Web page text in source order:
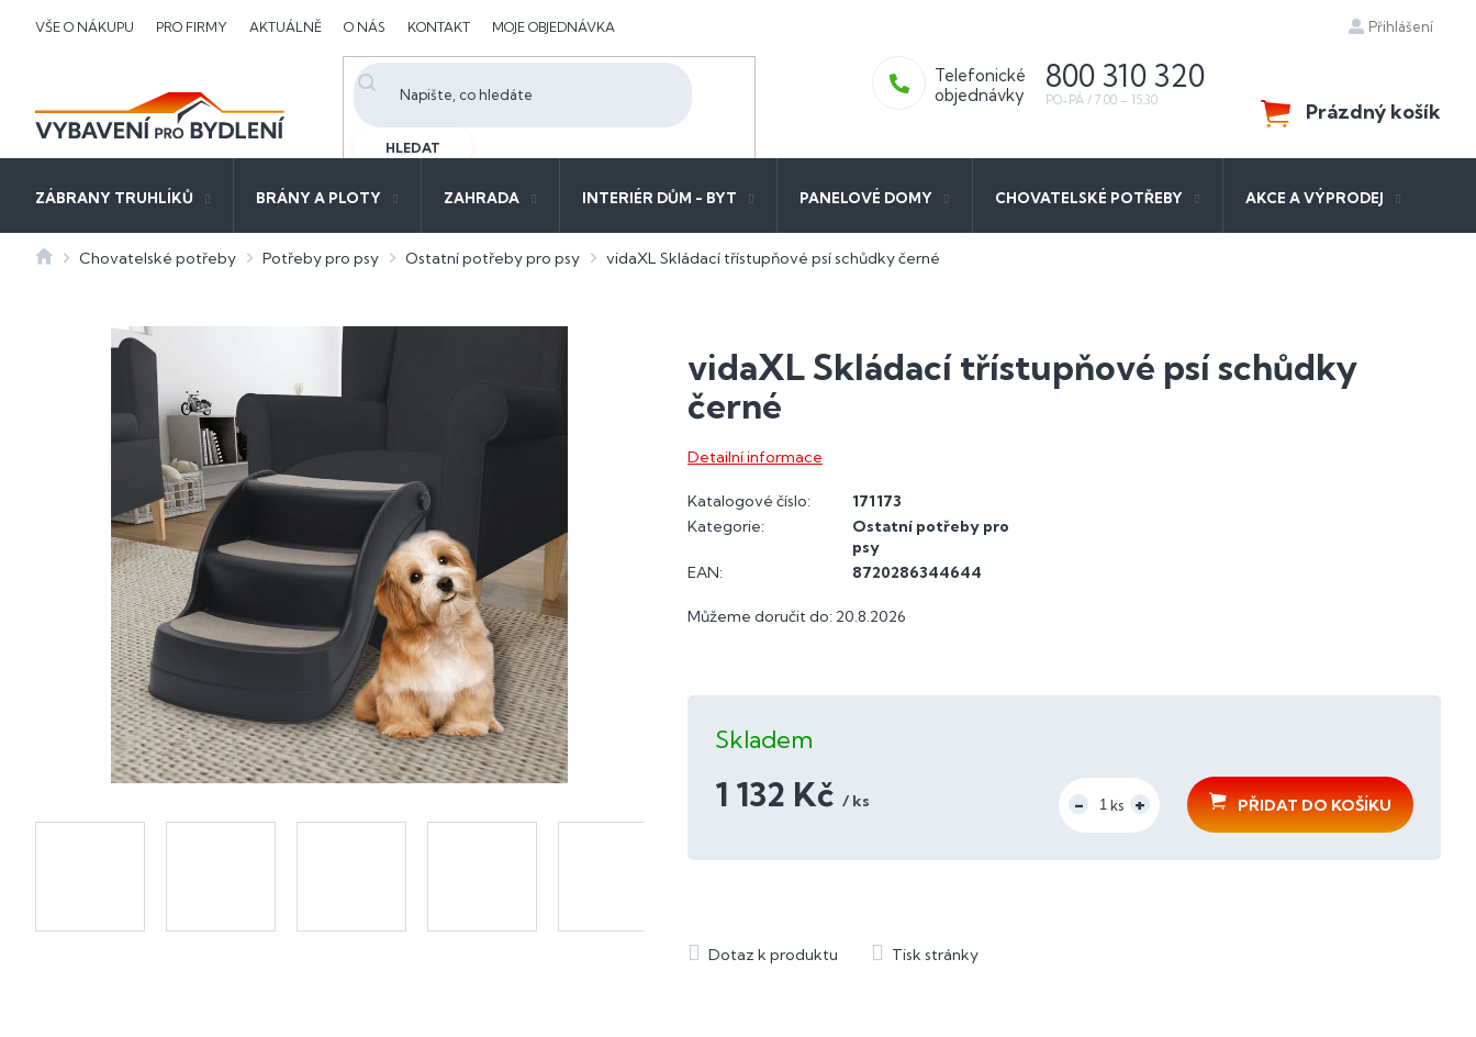
VŠE O NÁKUPU PRO FIRMY AKTUÁLNĚ O NÁS KONTAKT MOJE OBJEDNÁVKA Přihlášení
HLEDAT
800 310 320
NÁKUPNÍ
KOŠÍK
Prázdný košík
ZÁBRANY TRUHLÍKŮ BRÁNY A PLOTY ZAHRADA INTERIÉR DŮM - BYT PANELOVÉ DOMY CHOVATELSKÉ POTŘEBY AKCE A VÝPRODEJ
DomůChovatelské potřeby Potřeby pro psy Ostatní potřeby pro psy vidaXL Skládací třístupňové psí schůdky černé
vidaXL Skládací třístupňové psí schůdky
černé
Můžeme doručit do: 20.8.2026
Skladem
1 132 Kč / ks
PŘIDAT DO KOŠÍKU
Detailní informace
Katalogové číslo:
171173
Kategorie:
Ostatní potřeby pro
psy
EAN: 8720286344644